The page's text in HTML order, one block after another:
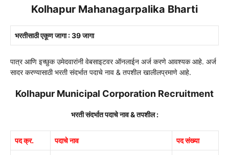
Kolhapur Mahanagarpalika Bharti
भरतीसाठी एकूण जागा : 39 जागा
पात्र आणि इच्छुक उमेदवारांनी वेबसाइटवर ऑनलाईन अर्ज करणे आवश्यक आहे. अर्ज
सादर करण्यासाठी भरती संदर्भात पदाचे नाव & तपशील खालीलप्रमाणे आहे.
Kolhapur Municipal Corporation Recruitment
भरती संदर्भात पदाचे नाव & तपशील :
पद क्र. पदाचे नाव पद संख्या